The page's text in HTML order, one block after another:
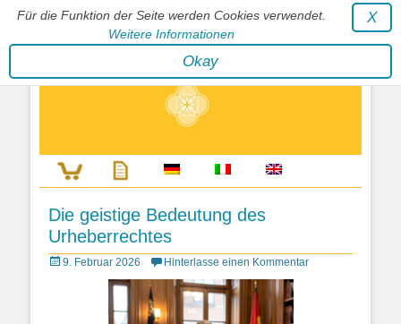
Für die Funktion der Seite werden Cookies verwendet.
Weitere Informationen
X
Okay
Stephan Wunderlich Verlag
Literatur zur Förderung der Gestaltfähigkeit des Lebens
Die geistige Bedeutung des
Urheberrechtes
Posted
9. Februar 2026 Hinterlasse einen Kommentar